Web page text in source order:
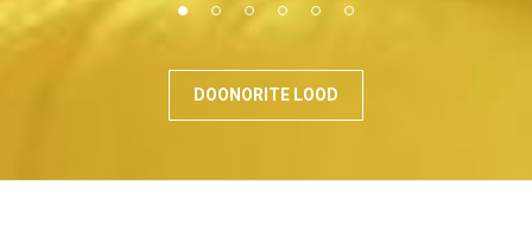
DOONORITE LOOD